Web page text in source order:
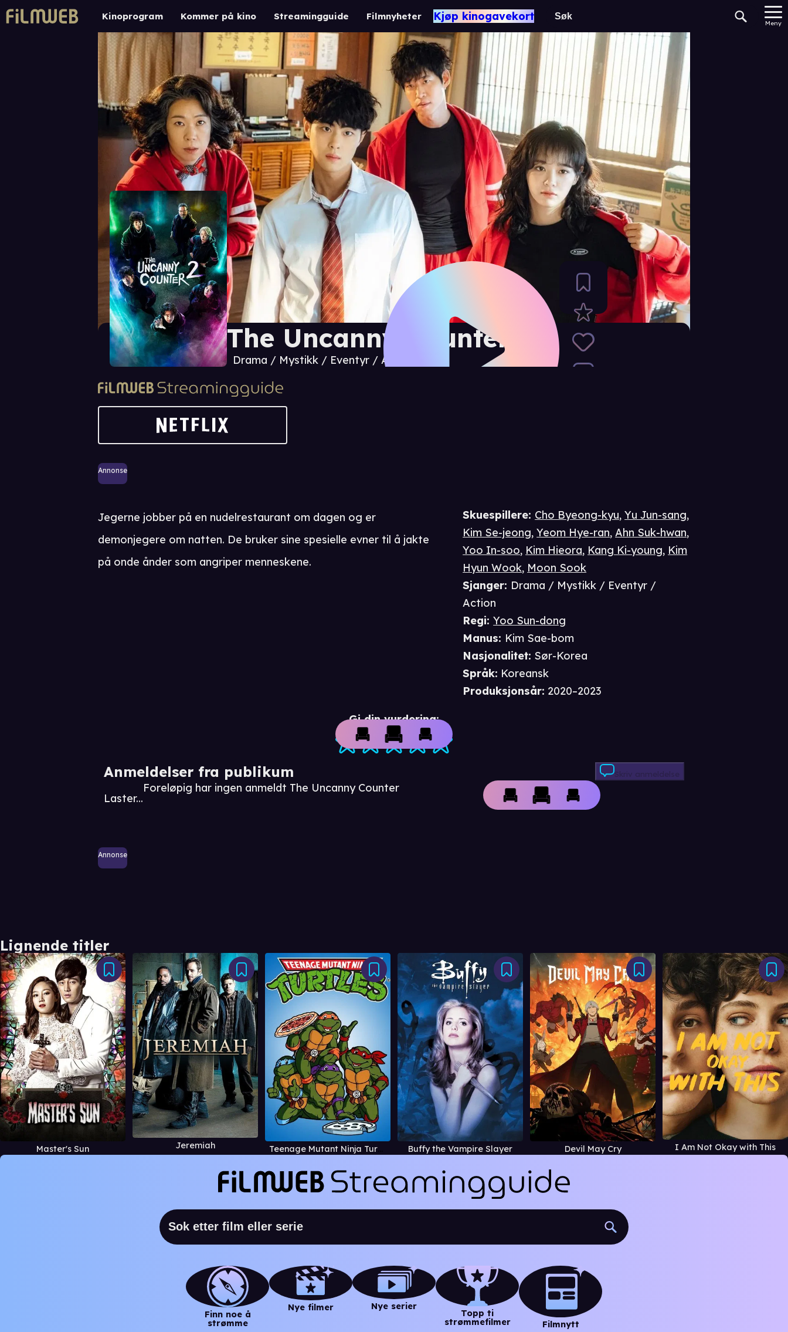
Kinoprogram Kommer på kino Streamingguide Filmnyheter Kjøp kinogavekort
Meny
The Uncanny Counter
Drama / Mystikk / Eventyr / Action
Annonse
Gi din vurdering:
Anmeldelser fra publikum
Laster...
Foreløpig har ingen anmeldt The Uncanny Counter
Skriv anmeldelse
Annonse
Skuespillere: Cho Byeong-kyu,Yu Jun-sang,
Kim Se-jeong,Yeom Hye-ran,Ahn Suk-hwan,
Yoo In-soo, Kim Hieora, Kang Ki-young, Kim
Hyun Wook, Moon Sook
Sjanger: Drama / Mystikk / Eventyr /
Action
Regi:Yoo Sun-dong
Manus: Kim Sae-bom
Nasjonalitet: Sør-Korea
Språk: Koreansk
Produksjonsår: 2020–2023
Jegerne jobber på en nudelrestaurant om dagen og er
demonjegere om natten. De bruker sine spesielle evner til å jakte
på onde ånder som angriper menneskene.
Lignende titler
Master's Sun Jeremiah Teenage Mutant Ninja Turtles Buffy the Vampire Slayer Devil May Cry I Am Not Okay with This
Finn noe å
strømme
Nye filmer Nye serier
Topp ti
strømmefilmer
Filmnytt